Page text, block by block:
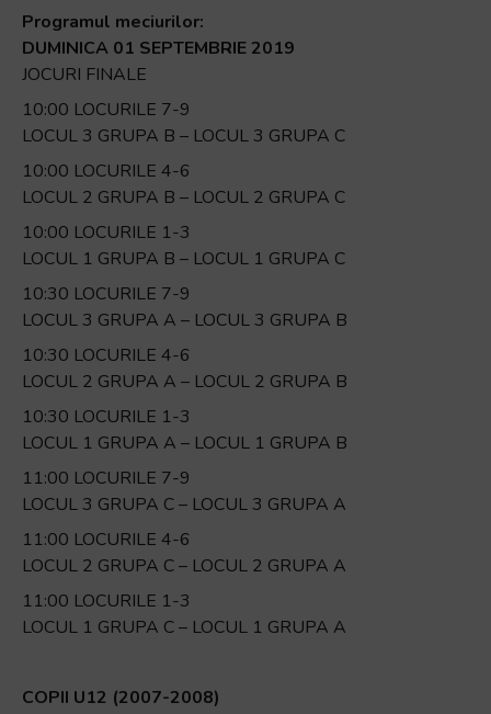
Programul meciurilor:
DUMINICA 01 SEPTEMBRIE 2019
JOCURI FINALE
10:00 LOCURILE 7-9
LOCUL 3 GRUPA B – LOCUL 3 GRUPA C
10:00 LOCURILE 4-6
LOCUL 2 GRUPA B – LOCUL 2 GRUPA C
10:00 LOCURILE 1-3
LOCUL 1 GRUPA B – LOCUL 1 GRUPA C
10:30 LOCURILE 7-9
LOCUL 3 GRUPA A – LOCUL 3 GRUPA B
10:30 LOCURILE 4-6
LOCUL 2 GRUPA A – LOCUL 2 GRUPA B
10:30 LOCURILE 1-3
LOCUL 1 GRUPA A – LOCUL 1 GRUPA B
11:00 LOCURILE 7-9
LOCUL 3 GRUPA C – LOCUL 3 GRUPA A
11:00 LOCURILE 4-6
LOCUL 2 GRUPA C – LOCUL 2 GRUPA A
11:00 LOCURILE 1-3
LOCUL 1 GRUPA C – LOCUL 1 GRUPA A
COPII U12 (2007-2008)